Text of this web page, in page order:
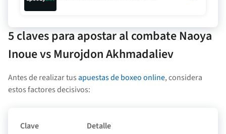
5 claves para apostar al combate Naoya
Inoue vs Murojdon Akhmadaliev
Antes de realizar tusapuestas de boxeo online, considera
estos factores decisivos:
Clave
Detalle